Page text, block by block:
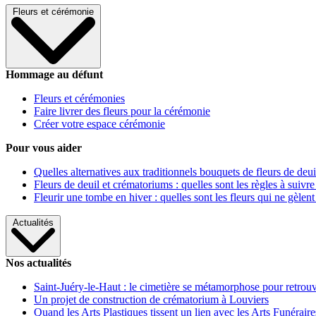
Fleurs et cérémonie
Hommage au défunt
Fleurs et cérémonies
Faire livrer des fleurs pour la cérémonie
Créer votre espace cérémonie
Pour vous aider
Quelles alternatives aux traditionnels bouquets de fleurs de
Fleurs de deuil et crématoriums : quelles sont les règles à
Fleurir une tombe en hiver : quelles sont les fleurs qui ne gèlent
Actualités
Nos actualités
Saint-Juéry-le-Haut : le cimetière se métamorphose pour
Un projet de construction de crématorium à Louviers
Quand les Arts Plastiques tissent un lien avec les Arts